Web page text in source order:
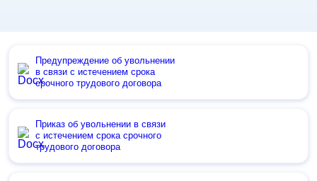
Предупреждение об увольнении
в связи с истечением срока
срочного трудового договора
Приказ об увольнении в связи
с истечением срока срочного
трудового договора